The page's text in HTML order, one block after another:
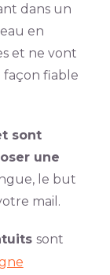
dans un
en
et ne vont
façon fiable
sont
une
le but
mail.
sont